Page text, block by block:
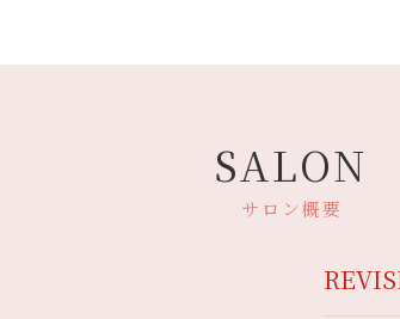
サロン概要
SALON